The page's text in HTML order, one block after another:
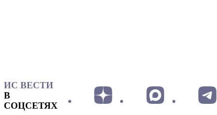
ИС ВЕСТИ
В
СОЦСЕТЯХ